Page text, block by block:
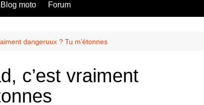
Blog moto Forum
dangeruux ? Tu m’étonnes
c’est vraiment